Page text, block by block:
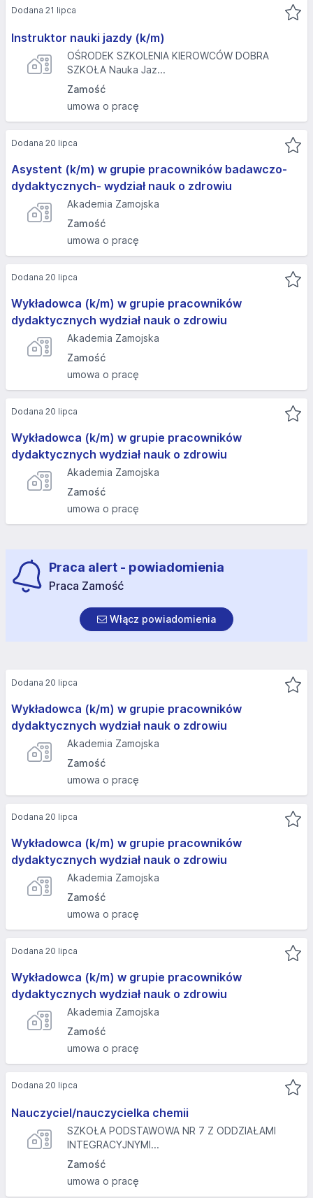
Instruktor nauki jazdy (k/m)
OŚRODEK SZKOLENIA KIEROWCÓW DOBRA
SZKOŁA Nauka Jaz...
Zamość
umowa o pracę
Dodana 21 lipca
Asystent (k/m) w grupie pracowników badawczo-
dydaktycznych- wydział nauk o zdrowiu
Akademia Zamojska
Zamość
umowa o pracę
Dodana 20 lipca
Wykładowca (k/m) w grupie pracowników
dydaktycznych wydział nauk o zdrowiu
Akademia Zamojska
Zamość
umowa o pracę
Dodana 20 lipca
Wykładowca (k/m) w grupie pracowników
dydaktycznych wydział nauk o zdrowiu
Akademia Zamojska
Zamość
umowa o pracę
Dodana 20 lipca
Praca alert - powiadomienia
Praca Zamość
Włącz powiadomienia
Wykładowca (k/m) w grupie pracowników
dydaktycznych wydział nauk o zdrowiu
Akademia Zamojska
Zamość
umowa o pracę
Dodana 20 lipca
Wykładowca (k/m) w grupie pracowników
dydaktycznych wydział nauk o zdrowiu
Akademia Zamojska
Zamość
umowa o pracę
Dodana 20 lipca
Wykładowca (k/m) w grupie pracowników
dydaktycznych wydział nauk o zdrowiu
Akademia Zamojska
Zamość
umowa o pracę
Dodana 20 lipca
Nauczyciel/nauczycielka chemii
SZKOŁA PODSTAWOWA NR 7 Z ODDZIAŁAMI
INTEGRACYJNYMI...
Zamość
umowa o pracę
Dodana 20 lipca